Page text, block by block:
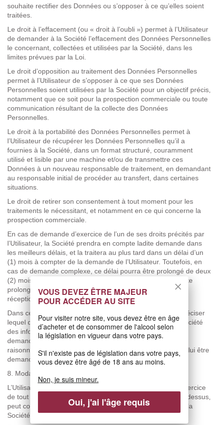
souhaite rectifier des Données ou s’opposer à ce qu’elles soient
traitées.
Le droit à l’effacement (ou « droit à l’oubli ») permet à l’Utilisateur
de demander à la Société l’effacement des Données Personnelles
le concernant, collectées et utilisées par la Société, dans les
limites prévues par la Loi.
Le droit d’opposition au traitement des Données Personnelles
permet à l’Utilisateur de s’opposer à ce que ses Données
Personnelles soient utilisées par la Société pour un objectif précis,
notamment que ce soit pour la prospection commerciale ou toute
communication résultant de la collecte des Données
Personnelles.
Le droit à la portabilité des Données Personnelles permet à
l’Utilisateur de récupérer les Données Personnelles qu’il a
fournies à la Société, dans un format structuré, couramment
utilisé et lisible par une machine et/ou de transmettre ces
Données à un nouveau responsable de traitement, en demandant
au responsable initial de procéder au transfert, dans certaines
situations.
Le droit de retirer son consentement à tout moment pour les
traitements le nécessitant, et notamment en ce qui concerne la
prospection commerciale.
En cas de demande d’exercice de l’un de ses droits précités par
l’Utilisateur, la Société prendra en compte ladite demande dans
les meilleurs délais, et la traitera au plus tard dans un délai d’un
(1) mois à compter de la demande de l’Utilisateur. Toutefois, en
cas de demande complexe, ce délai pourra être prolongé de deux
(2) mois supplémentaires. L’Utilisateur sera informé de cette
prolongation dans un délai d’un (1) mois à compter de la
réception de sa demande.
Dans ces hypothèses, il sera demandé à l’Utilisateur de préciser
lequel de ses droits il souhaite exercer et de fournir à la Société
des informations à des fins d’identification pour traiter sa
demande. Le Participant est informé qu’en cas de doute
raisonnable sur son identité, un justificatif d’identité pourra lui être
demandé.
8. Modalités d’exercice des droits de l’Utilisateur
L’Utilisateur qui souhaite effectuer des demandes pour l’exercice
de tout droit relatif à ses Données Personnelles indiqué ci-dessus,
peut contacter le Délégué à la Protection des Données de la
Société :
VOUS DEVEZ ÊTRE MAJEUR
POUR ACCÉDER AU SITE
Pour visiter notre site, vous devez être en âge
d’acheter et de consommer de l'alcool selon
la législation en vigueur dans votre pays.
S'il n'existe pas de législation dans votre pays,
vous devez être âgé de 18 ans au moins.
Non, je suis mineur.
Oui, j'ai l'âge requis